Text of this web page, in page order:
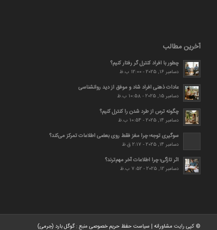
آخرین مطالب
چطور با افراد کنترل گر رفتار کنیم؟
دسامبر 16, 2025 - 12:00 ب.ظ
عادات ذهنی افراد شاد و موفق از دید روانشناسی
دسامبر 15, 2025 - 10:58 ب.ظ
چگونه ترس از طرد شدن را کنترل کنیم؟
دسامبر 14, 2025 - 10:54 ب.ظ
سوگیری توجه؛ چرا مغز فقط روی بعضی اطلاعات تمرکز می‌کند؟
دسامبر 14, 2025 - 2:17 ق.ظ
اثر تازگی؛ چرا اطلاعات آخر مهم‌ترند؟
دسامبر 12, 2025 - 7:52 ب.ظ
© کپی رایت مشاورانه| سیاست حفظ حریم خصوصیمنبع :گوگل بارد (جرمی)